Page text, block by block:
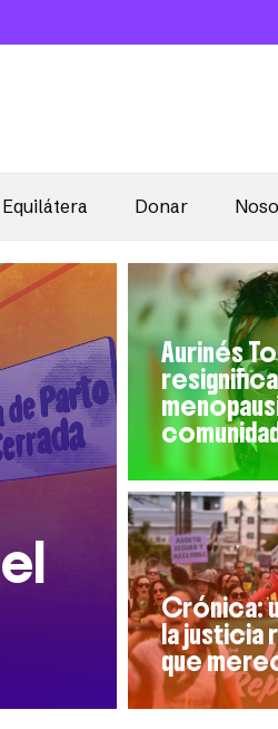
Equilátera Donar
Aurinés
Crónica:
la justicia
que